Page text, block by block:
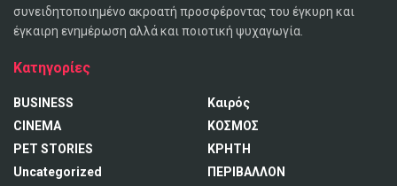
συνειδητοποιημένο ακροατή προσφέροντας του έγκυρη και
έγκαιρη ενημέρωση αλλά και ποιοτική ψυχαγωγία.
Κατηγορίες
BUSINESS
CINEMA
PET STORIES
Uncategorized
Καιρός
ΚΟΣΜΟΣ
ΚΡΗΤΗ
ΠΕΡΙΒΑΛΛΟΝ